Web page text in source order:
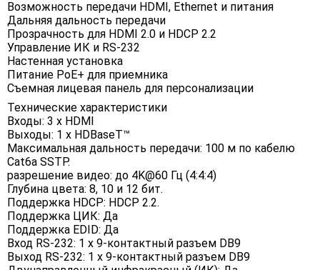
Возможность передачи HDMI, Ethernet и питания
Дальняя дальность передачи
Прозрачность для HDMI 2.0 и HDCP 2.2
Управление ИК и RS-232
Настенная установка
Питание PoE+ для приемника
Съемная лицевая панель для персонализации
Технические характеристики
Входы: 3 х HDMI
Выходы: 1 x HDBaseT™
Максимальная дальность передачи: 100 м по кабелю
Cat6a SSTP.
разрешение видео: до 4K@60 Гц (4:4:4)
Глубина цвета: 8, 10 и 12 бит.
Поддержка HDCP: HDCP 2.2.
Поддержка ЦИК: Да
Поддержка EDID: Да
Вход RS-232: 1 х 9-контактный разъем DB9
Выход RS-232: 1 х 9-контактный разъем DB9